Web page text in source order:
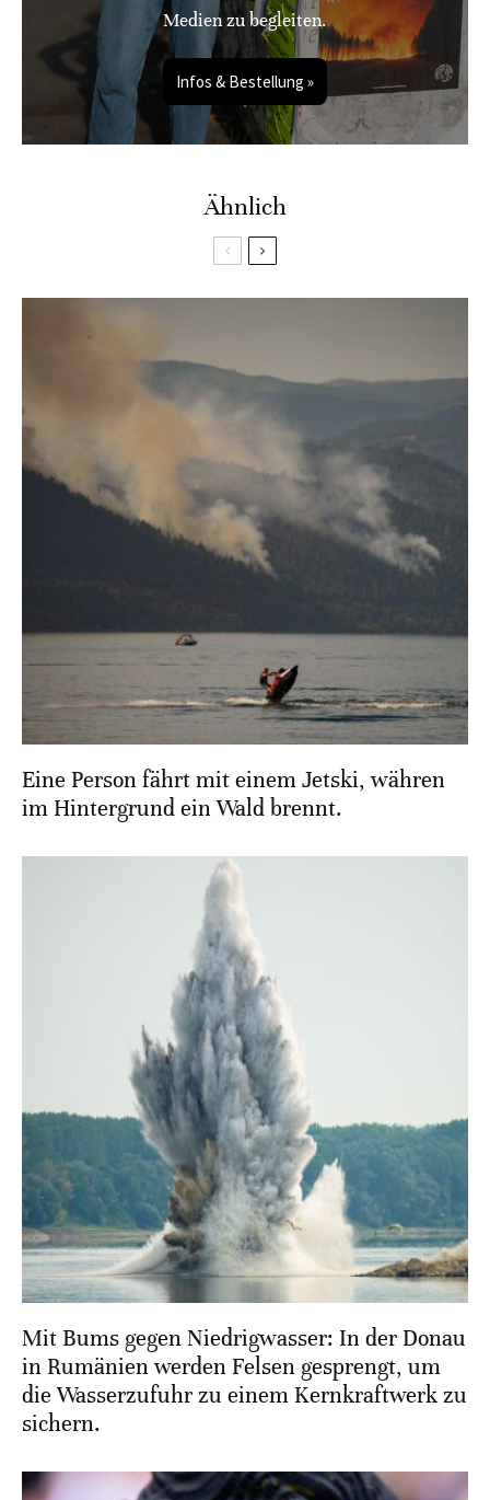
Medien zu begleiten.
Infos & Bestellung »
Ähnlich
Eine Person fährt mit einem Jetski, währen
im Hintergrund ein Wald brennt.
Mit Bums gegen Niedrigwasser: In der Donau
in Rumänien werden Felsen gesprengt, um
die Wasserzufuhr zu einem Kernkraftwerk zu
sichern.